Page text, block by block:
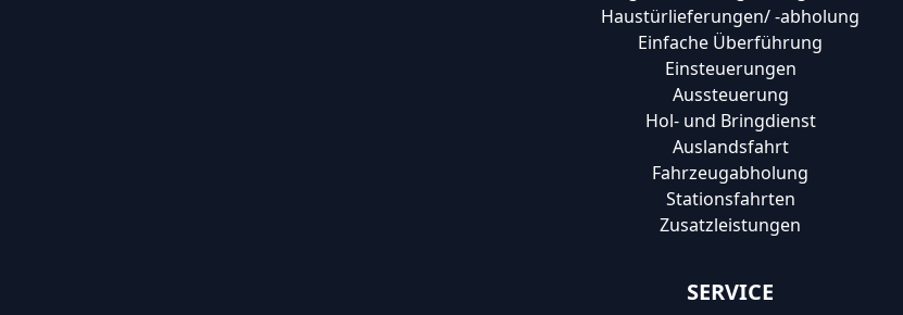
Haustürlieferungen/ -abholung
Einfache Überführung
Einsteuerungen
Aussteuerung
Hol- und Bringdienst
Auslandsfahrt
Fahrzeugabholung
Stationsfahrten
Zusatzleistungen
SERVICE